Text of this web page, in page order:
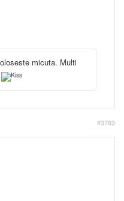
micuta. Multi
#3783